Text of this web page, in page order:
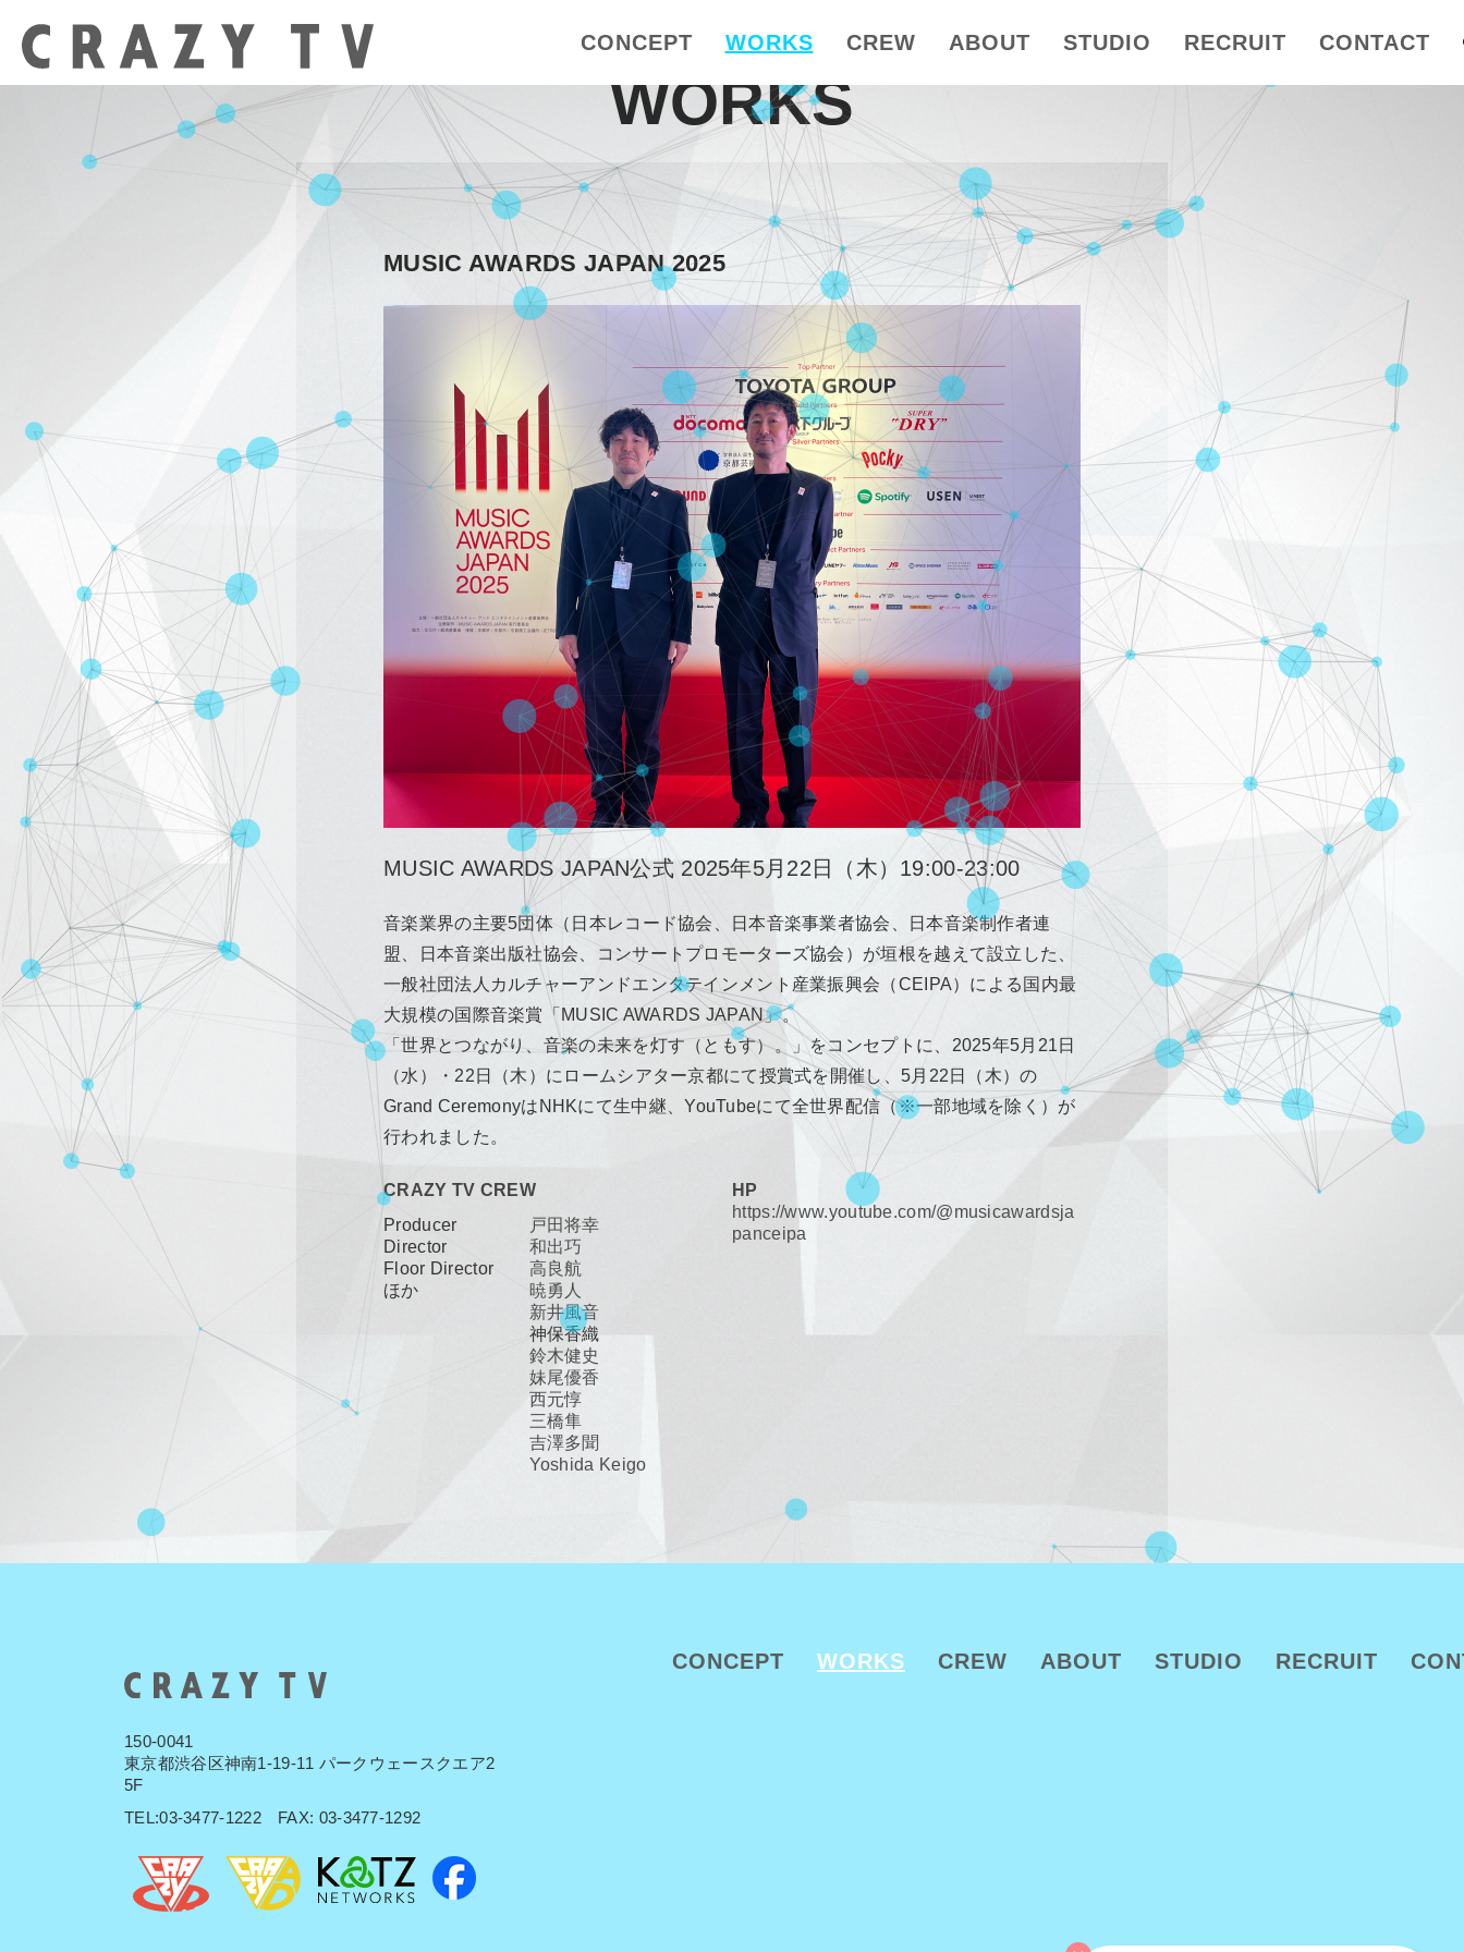
CONCEPT WORKS CREW ABOUT STUDIO RECRUIT CONTACT
WORKS
MUSIC AWARDS JAPAN 2025
MUSIC AWARDS JAPAN公式 2025年5月22日（木）19:00-23:00
音楽業界の主要5団体（日本レコード協会、日本音楽事業者協会、日本音楽制作者連
盟、日本音楽出版社協会、コンサートプロモーターズ協会）が垣根を越えて設立した、
一般社団法⼈カルチャーアンドエンタテインメント産業振興会（CEIPA）による国内最
大規模の国際音楽賞「MUSIC AWARDS JAPAN」。
「世界とつながり、音楽の未来を灯す（ともす）。」をコンセプトに、2025年5月21日
（水）・22日（木）にロームシアター京都にて授賞式を開催し、5月22日（木）の
Grand CeremonyはNHKにて生中継、YouTubeにて全世界配信（※一部地域を除く）が
行われました。
CRAZY TV CREW
Producer
Director
Floor Director
ほか
戸田将幸
和出巧
高良航
暁勇人
新井風音
神保香織
鈴木健史
妹尾優香
西元惇
三橋隼
吉澤多聞
Yoshida Keigo
HP
https://www.youtube.com/@musicawardsja
panceipa
150-0041
東京都渋谷区神南1-19-11 パークウェースクエア2
5F
TEL:03-3477-1222 FAX: 03-3477-1292
CONCEPT WORKS CREW ABOUT STUDIO RECRUIT